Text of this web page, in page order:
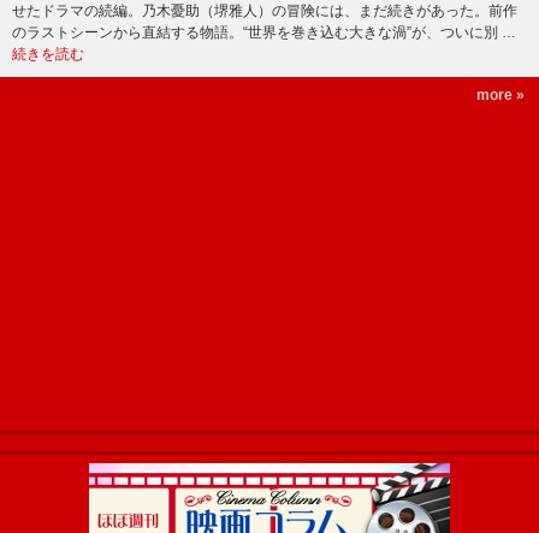
せたドラマの続編。乃木憂助（堺雅人）の冒険には、まだ続きがあった。前作
のラストシーンから直結する物語。“世界を巻き込む大きな渦”が、ついに別 …
続きを読む
more »